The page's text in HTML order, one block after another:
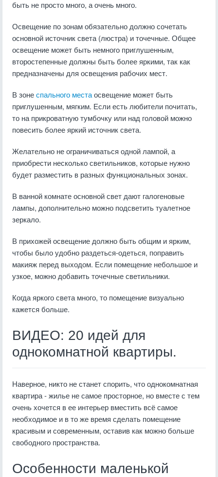
быть не просто много, а очень много.
Освещение по зонам обязательно должно сочетать
основной источник света (люстра) и точечные. Общее
освещение может быть немного приглушенным,
второстепенные должны быть более яркими, так как
предназначены для освещения рабочих мест.
В зонеспального местаосвещение может быть
приглушенным, мягким. Если есть любители почитать,
то на прикроватную тумбочку или над головой можно
повесить более яркий источник света.
Желательно не ограничиваться одной лампой, а
приобрести несколько светильников, которые нужно
будет разместить в разных функциональных зонах.
В ванной комнате основной свет дают галогеновые
лампы, дополнительно можно подсветить туалетное
зеркало.
В прихожей освещение должно быть общим и ярким,
чтобы было удобно раздеться-одеться, поправить
макияж перед выходом. Если помещение небольшое и
узкое, можно добавить точечные светильники.
Когда яркого света много, то помещение визуально
кажется больше.
ВИДЕО: 20 идей для
однокомнатной квартиры.
Наверное, никто не станет спорить, что однокомнатная
квартира - жилье не самое просторное, но вместе с тем
очень хочется в ее интерьер вместить всё самое
необходимое и в то же время сделать помещение
красивым и современным, оставив как можно больше
свободного пространства.
Особенности маленькой